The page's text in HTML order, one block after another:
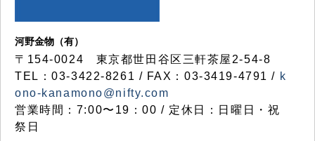
河野金物（有）
〒154-0024 東京都世田谷区三軒茶屋2-54-8
TEL：03-3422-8261 / FAX：03-3419-4791 / k
ono-kanamono@nifty.com
営業時間：7:00〜19：00 / 定休日：日曜日・祝
祭日